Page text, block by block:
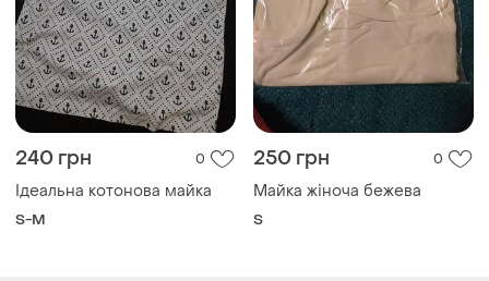
240 грн 0
Ідеальна котонова майка
S-M
250 грн 0
Майка жіноча бежева
S